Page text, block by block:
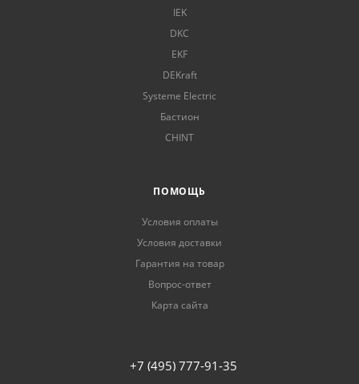
IEK
DKC
EKF
DEKraft
Systeme Electric
Бастион
CHINT
ПОМОЩЬ
Условия оплаты
Условия доставки
Гарантия на товар
Вопрос-ответ
Карта сайта
+7 (495) 777-91-35